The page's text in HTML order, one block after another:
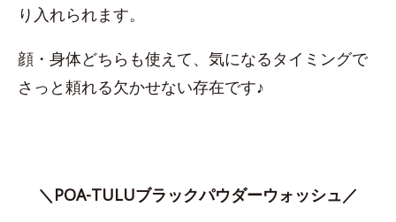
り入れられます。
顔・身体どちらも使えて、気になるタイミングで
さっと頼れる欠かせない存在です♪
＼POA-TULUブラックパウダーウォッシュ／